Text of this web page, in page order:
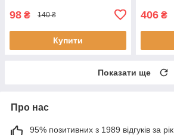
98 ₴ 140 ₴
Купити
406 ₴
Показати ще
Про нас
95% позитивних з 1989 відгуків за рік